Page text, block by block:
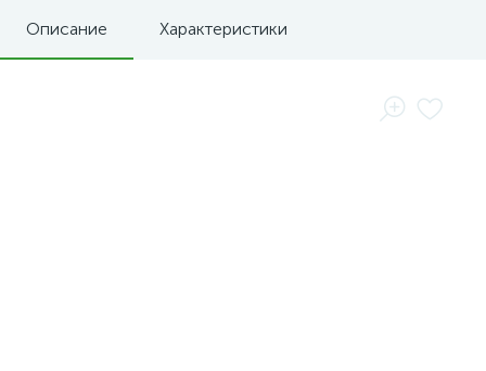
Описание Характеристики